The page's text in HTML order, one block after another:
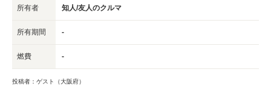
所有者 知人/友人のクルマ
所有期間 -
燃費 -
投稿者：ゲスト（大阪府）